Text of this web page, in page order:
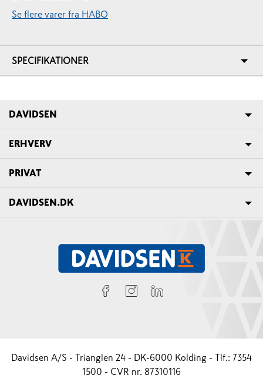
Se flere varer fra HABO
SPECIFIKATIONER
DAVIDSEN
ERHVERV
PRIVAT
DAVIDSEN.DK
Davidsen A/S - Trianglen 24 - DK-6000 Kolding - Tlf.: 7354
1500 - CVR nr. 87310116